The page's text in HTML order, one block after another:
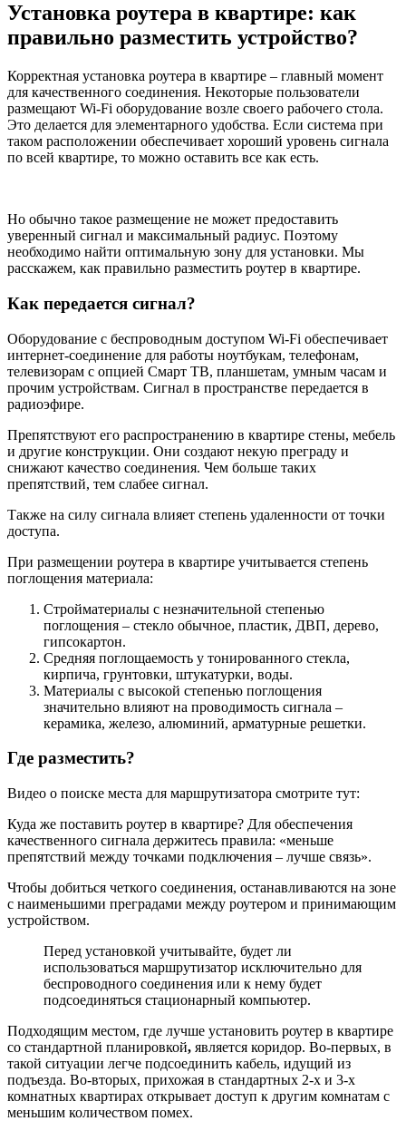
Установка роутера в квартире: как
правильно разместить устройство?
Корректная установка роутера в квартире – главный момент
для качественного соединения. Некоторые пользователи
размещают Wi-Fi оборудование возле своего рабочего стола.
Это делается для элементарного удобства. Если система при
таком расположении обеспечивает хороший уровень сигнала
по всей квартире, то можно оставить все как есть.
Но обычно такое размещение не может предоставить
уверенный сигнал и максимальный радиус. Поэтому
необходимо найти оптимальную зону для установки. Мы
расскажем, как правильно разместить роутер в квартире.
Как передается сигнал?
Оборудование с беспроводным доступом Wi-Fi обеспечивает
интернет-соединение для работы ноутбукам, телефонам,
телевизорам с опцией Смарт ТВ, планшетам, умным часам и
прочим устройствам. Сигнал в пространстве передается в
радиоэфире.
Препятствуют его распространению в квартире стены, мебель
и другие конструкции. Они создают некую преграду и
снижают качество соединения. Чем больше таких
препятствий, тем слабее сигнал.
Также на силу сигнала влияет степень удаленности от точки
доступа.
При размещении роутера в квартире учитывается степень
поглощения материала:
Стройматериалы с незначительной степенью
поглощения – стекло обычное, пластик, ДВП, дерево,
гипсокартон.
Средняя поглощаемость у тонированного стекла,
кирпича, грунтовки, штукатурки, воды.
Материалы с высокой степенью поглощения
значительно влияют на проводимость сигнала –
керамика, железо, алюминий, арматурные решетки.
Где разместить?
Видео о поиске места для маршрутизатора смотрите тут:
Куда же поставить роутер в квартире? Для обеспечения
качественного сигнала держитесь правила: «меньше
препятствий между точками подключения – лучше связь».
Чтобы добиться четкого соединения, останавливаются на зоне
с наименьшими преградами между роутером и принимающим
устройством.
Перед установкой учитывайте, будет ли
использоваться маршрутизатор исключительно для
беспроводного соединения или к нему будет
подсоединяться стационарный компьютер.
Подходящим местом, где лучше установить роутер в квартире
со стандартной планировкой, является коридор. Во-первых, в
такой ситуации легче подсоединить кабель, идущий из
подъезда. Во-вторых, прихожая в стандартных 2-х и 3-х
комнатных квартирах открывает доступ к другим комнатам с
меньшим количеством помех.